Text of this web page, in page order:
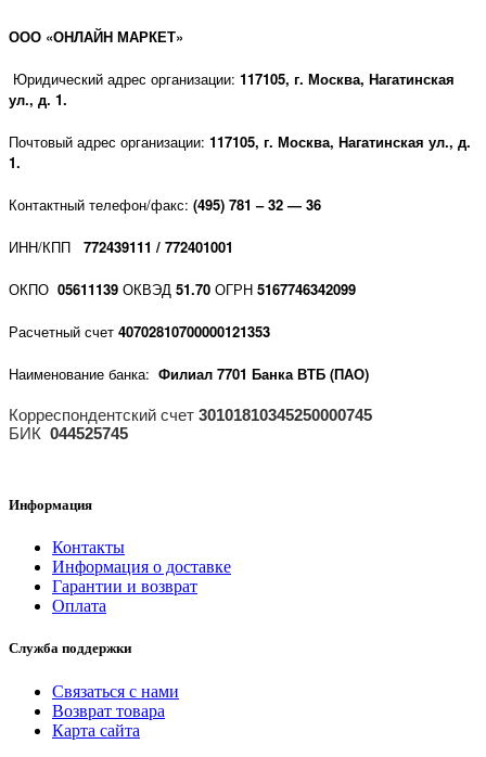
ООО «ОНЛАЙН МАРКЕТ»
Юридический адрес организации: 117105, г. Москва, Нагатинская
ул., д. 1.
Почтовый адрес организации: 117105, г. Москва, Нагатинская ул., д.
1.
Контактный телефон/факс: (495) 781 – 32 — 36
ИНН/КПП 772439111 / 772401001
ОКПО 05611139 ОКВЭД 51.70 ОГРН 5167746342099
Расчетный счет 40702810700000121353
Наименование банка: Филиал 7701 Банка ВТБ (ПАО)
Корреспондентский счет 30101810345250000745
БИК 044525745
Информация
Контакты
Информация о доставке
Гарантии и возврат
Оплата
Служба поддержки
Связаться с нами
Возврат товара
Карта сайта